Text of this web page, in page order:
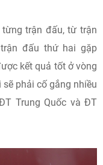
trận đấu, từ trận
đấu thứ hai gặp
kết quả tốt ở vòng
phải cố gắng nhiều
Trung Quốc và ĐT